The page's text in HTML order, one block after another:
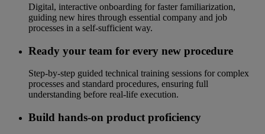
Digital, interactive onboarding for faster familiarization,
guiding new hires through essential company and job
processes in a self-sufficient way.
Ready your team for every new procedure
Step-by-step guided technical training sessions for complex
processes and standard procedures, ensuring full
understanding before real-life execution.
Build hands-on product proficiency